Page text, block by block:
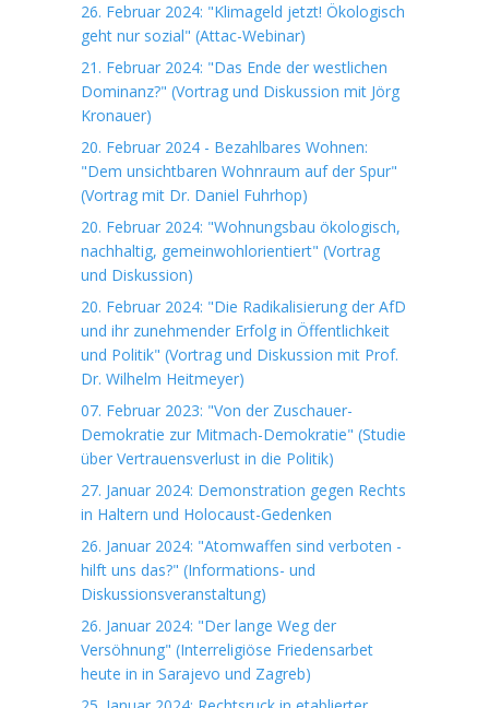
26. Februar 2024: "Klimageld jetzt! Ökologisch
geht nur sozial" (Attac-Webinar)
21. Februar 2024: "Das Ende der westlichen
Dominanz?" (Vortrag und Diskussion mit Jörg
Kronauer)
20. Februar 2024 - Bezahlbares Wohnen:
"Dem unsichtbaren Wohnraum auf der Spur"
(Vortrag mit Dr. Daniel Fuhrhop)
20. Februar 2024: "Wohnungsbau ökologisch,
nachhaltig, gemeinwohlorientiert" (Vortrag
und Diskussion)
20. Februar 2024: "Die Radikalisierung der AfD
und ihr zunehmender Erfolg in Öffentlichkeit
und Politik" (Vortrag und Diskussion mit Prof.
Dr. Wilhelm Heitmeyer)
07. Februar 2023: "Von der Zuschauer-
Demokratie zur Mitmach-Demokratie" (Studie
über Vertrauensverlust in die Politik)
27. Januar 2024: Demonstration gegen Rechts
in Haltern und Holocaust-Gedenken
26. Januar 2024: "Atomwaffen sind verboten -
hilft uns das?" (Informations- und
Diskussionsveranstaltung)
26. Januar 2024: "Der lange Weg der
Versöhnung" (Interreligiöse Friedensarbet
heute in in Sarajevo und Zagreb)